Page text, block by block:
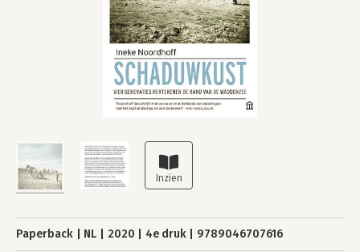
Paperback NL 2020 4e druk 9789046707616